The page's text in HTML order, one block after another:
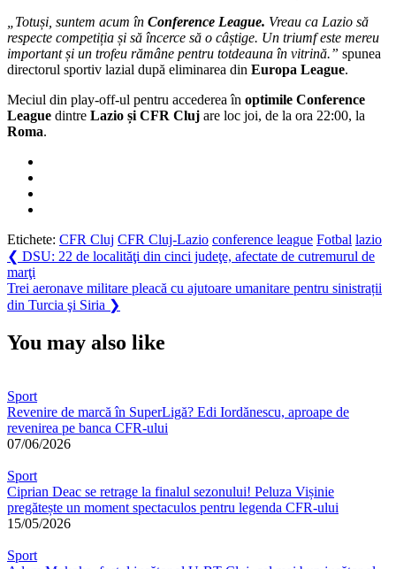
„Totuși, suntem acum în Conference League. Vreau ca Lazio să
respecte competiția și să încerce să o câștige. Un triumf este mereu
important și un trofeu rămâne pentru totdeauna în vitrină.” spunea
directorul sportiv lazial după eliminarea din Europa League.
Meciul din play-off-ul pentru accederea în optimile Conference
League dintre Lazio și CFR Cluj are loc joi, de la ora 22:00, la
Roma.
Etichete: CFR Cluj CFR Cluj-Lazio conference league Fotbal lazio
Navigare
în
articole
❮ Previous
Post:
DSU: 22 de localităţi din cinci judeţe, afectate de cutremurul de
marţi
Next
Post:
Trei aeronave militare pleacă cu ajutoare umanitare pentru sinistrații
din Turcia şi Siria ❯
You may also like
Sport
Revenire de marcă în SuperLigă? Edi Iordănescu, aproape de
revenirea pe banca CFR-ului
07/06/2026
Sport
Ciprian Deac se retrage la finalul sezonului! Peluza Vișinie
pregătește un moment spectaculos pentru legenda CFR-ului
15/05/2026
Sport